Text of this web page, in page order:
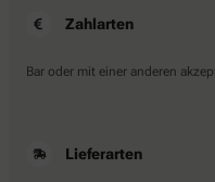
Zahlarten
Bar oder mit einer anderen
Lieferarten